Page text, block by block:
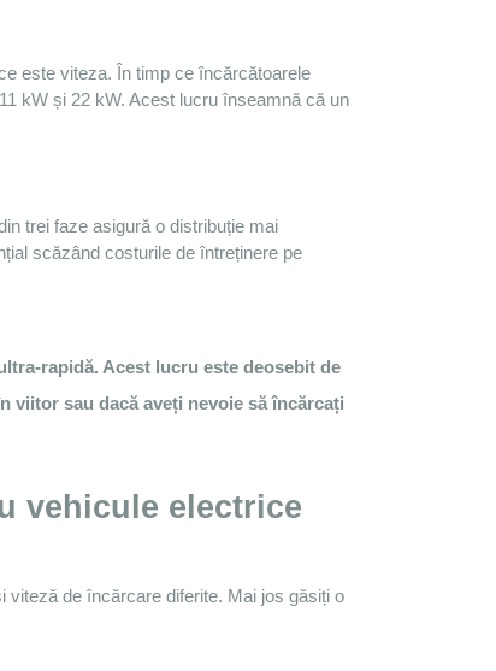
este viteza. În timp ce încărcătoarele
kW și 22 kW. Acest lucru înseamnă că un
trei faze asigură o distribuție mai
scăzând costurile de întreținere pe
rapidă. Acest lucru este deosebit de
viitor sau dacă aveți nevoie să încărcați
vehicule electrice
viteză de încărcare diferite. Mai jos găsiți o
DATASHEET TO FAVOURITES
vedea prețurile!